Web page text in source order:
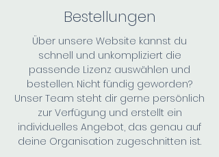
Bestellungen
Über unsere Website kannst du
schnell und unkompliziert die
passende Lizenz auswählen und
bestellen. Nicht fündig geworden?
Unser Team steht dir gerne persönlich
zur Verfügung und erstellt ein
individuelles Angebot, das genau auf
deine Organisation zugeschnitten ist.